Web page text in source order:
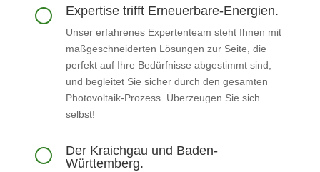
[ Expertise trifft Erneuerbare-Energien.
Unser erfahrenes Expertenteam steht Ihnen mit
maßgeschneiderten Lösungen zur Seite, die
perfekt auf Ihre Bedürfnisse abgestimmt sind,
und begleitet Sie sicher durch den gesamten
Photovoltaik-Prozess. Überzeugen Sie sich
selbst!
[
Der Kraichgau und Baden-
Württemberg.